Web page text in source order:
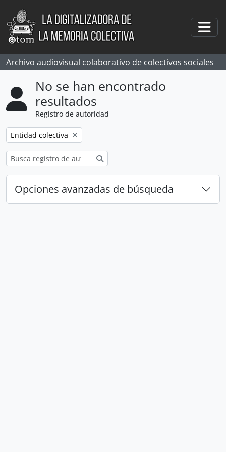
Skip to main content
Archivo audiovisual colaborativo de colectivos sociales
No se han encontrado
resultados
Registro de autoridad
Remove filter:
Entidad colectiva
Opciones avanzadas de búsqueda